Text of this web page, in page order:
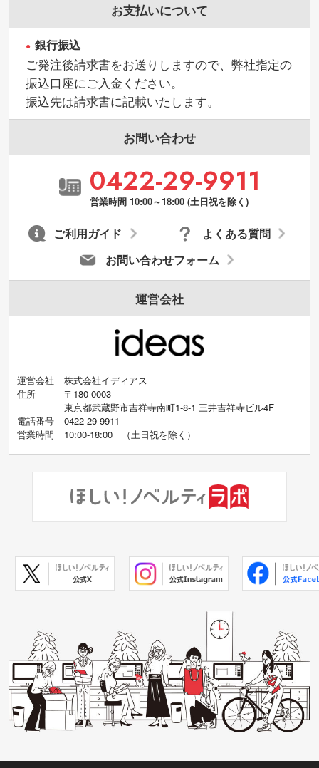
お支払いについて
銀行振込
ご発注後請求書をお送りしますので、弊社指定の
振込口座にご入金ください。
振込先は請求書に記載いたします。
お問い合わせ
0422-29-9911
営業時間 10:00～18:00 (土日祝を除く)
お問い合わせフォーム
よくある質問
ご利用ガイド
運営会社
運営会社
株式会社イディアス
住所
〒180-0003
東京都武蔵野市吉祥寺南町1-8-1 三井吉祥寺ビル4F
電話番号
0422-29-9911
営業時間
10:00-18:00 （土日祝を除く）